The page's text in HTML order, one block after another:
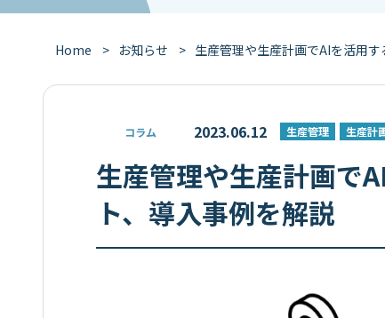
Home お知らせ 生産管理や生産計画でAIを活用
コラム 2023.06.12 生産管理 生産計
生産管理や生産計画で
ト、導入事例を解説